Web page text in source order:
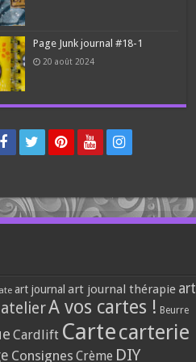
Page Junk journal #18-1
20 août 2024
art journal art journal thérapie art
atelierA vos cartes ! Beurre
Cardlift Cartecarterie
Consignes Crème DIY